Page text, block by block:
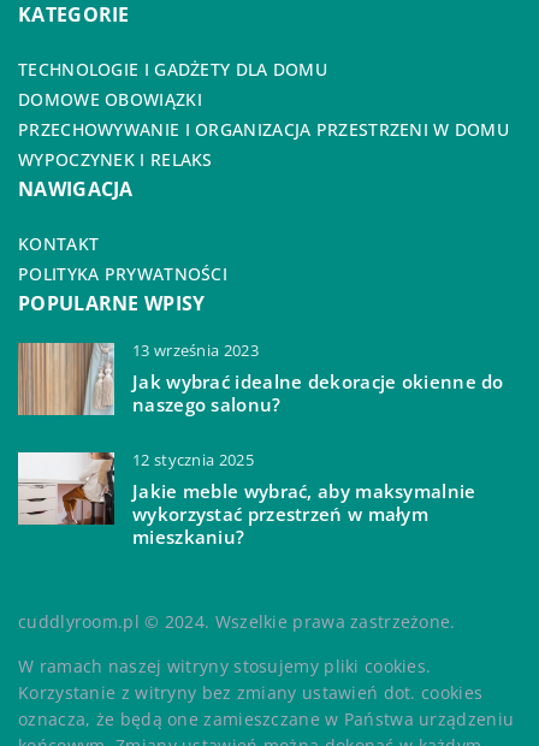
KATEGORIE
TECHNOLOGIE I GADŻETY DLA DOMU
DOMOWE OBOWIĄZKI
PRZECHOWYWANIE I ORGANIZACJA PRZESTRZENI W DOMU
WYPOCZYNEK I RELAKS
NAWIGACJA
KONTAKT
POLITYKA PRYWATNOŚCI
POPULARNE WPISY
13 września 2023
Jak wybrać idealne dekoracje okienne do
naszego salonu?
12 stycznia 2025
Jakie meble wybrać, aby maksymalnie
wykorzystać przestrzeń w małym
mieszkaniu?
cuddlyroom.pl © 2024. Wszelkie prawa zastrzeżone.
W ramach naszej witryny stosujemy pliki cookies.
Korzystanie z witryny bez zmiany ustawień dot. cookies
oznacza, że będą one zamieszczane w Państwa urządzeniu